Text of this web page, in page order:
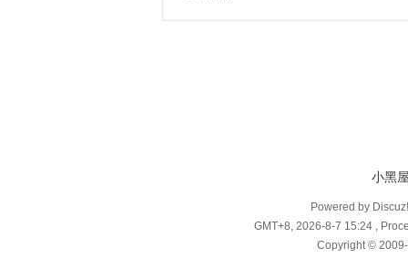
小黑
Powered by
GMT+8, 2026-8-7 15:24 ,
Copyright ©